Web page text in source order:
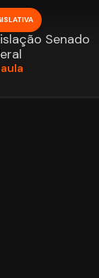
Senado